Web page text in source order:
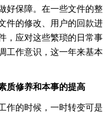
好保障。在一些文件的整
件的修改、用户的回款进
，应对这些繁琐的日常事
工作意识，这一年来基本
质修养和本事的提高
的时候，一时转变可是